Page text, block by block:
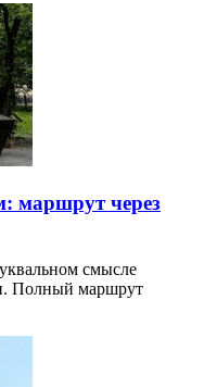
маршрут через
смысле
Полный маршрут